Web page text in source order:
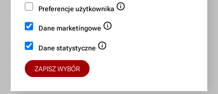
15 1140 2004 0000 3702 7470 6466
Bezpieczne płatności:
Preferencje użytkownika
Dane marketingowe
Dane statystyczne
ZAPISZ WYBÓR